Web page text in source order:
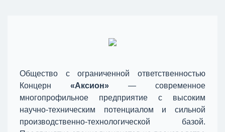
Общество с ограниченной ответственностью
Концерн «Аксион» — современное
многопрофильное предприятие с высоким
научно-техническим потенциалом и сильной
производственно-технологической базой.